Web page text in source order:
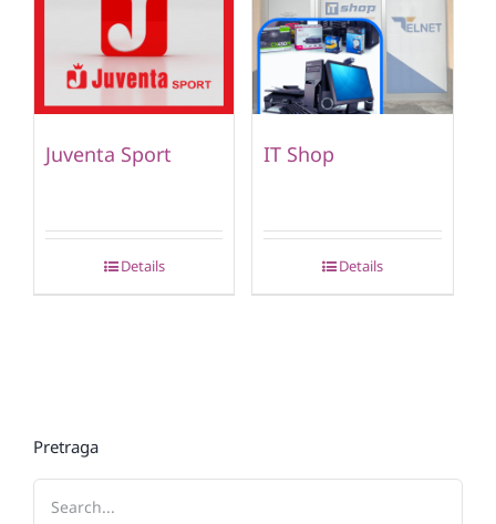
Juventa Sport
Details
IT Shop
Details
Pretraga